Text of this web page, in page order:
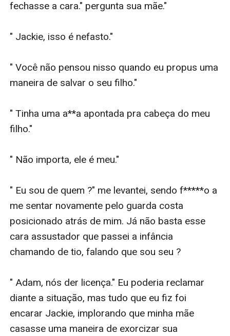
fechasse a cara." pergunta sua mãe."
" Jackie, isso é nefasto."
" Você não pensou nisso quando eu propus uma
maneira de salvar o seu filho."
" Tinha uma a**a apontada pra cabeça do meu
filho."
" Não importa, ele é meu."
" Eu sou de quem ?" me levantei, sendo f*****o a
me sentar novamente pelo guarda costa
posicionado atrás de mim. Já não basta esse
cara assustador que passei a infância
chamando de tio, falando que sou seu ?
" Adam, nós der licença." Eu poderia reclamar
diante a situação, mas tudo que eu fiz foi
encarar Jackie, implorando que minha mãe
casasse uma maneira de exorcizar sua